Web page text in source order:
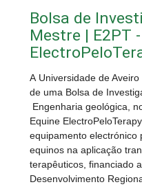
Bolsa de
Mestre | E2PT
A Universidade de
de uma Bolsa de
Engenharia geológica,
Equine
equipamento electrónico
equinos na aplicação
terapêuticos, financiado
Desenvolvimento